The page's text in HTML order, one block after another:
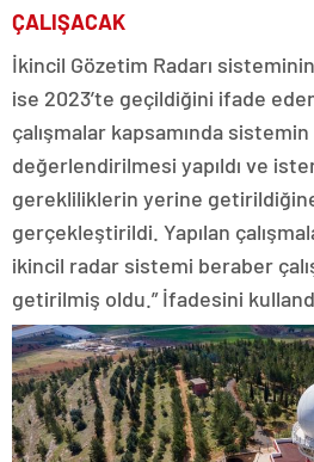
ÇALIŞACAK
İkincil Gözetim Radarı
ise 2023’te geçildiğini ifade
çalışmalar kapsamında
değerlendirilmesi yapıldı ve
gerekliliklerin yerine
gerçekleştirildi. Yapılan
ikincil radar sistemi beraber
getirilmiş oldu.” İfadesini